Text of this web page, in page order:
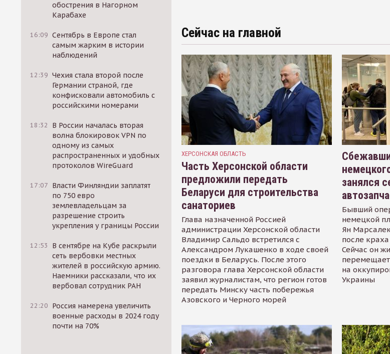
обострения в Нагорном
Карабахе
16:09 Сентябрь в Европе стал
самым жарким в истории
наблюдений
12:39 Чехия стала второй после
Германии страной, где
конфисковали автомобиль с
российскими номерами
18:32
В России началась вторая
волна блокировок VPN по
одному из самых
распространенных и удобных
протоколов WireGuard
17:07 Власти Финляндии заплатят
по 750 евро
землевладельцам за
разрешение строить
укрепления у границы России
12:53
В сентябре на Кубе раскрыли
сеть вербовки местных
жителей в российскую армию.
Наемники рассказали, что их
вербовал сотрудник РАН
22:20 Россия намерена увеличить
военные расходы в 2024 году
почти на 70%
Сейчас на главной
ХЕРСОНСКАЯ ОБЛАСТЬ
Часть Херсонской области
предложили передать
Беларуси для строительства
санаториев
Глава назначенной Россией
администрации Херсонской области
Владимир Сальдо встретился с
Александром Лукашенко в ходе своей
поездки в Беларусь. После этого
разговора глава Херсонской области
заявил журналистам, что регион готов
передать Минску часть побережья
Азовского и Черного морей
занялся
Бывший
немецкой
Ян
после
Сейчас он
на
Украины